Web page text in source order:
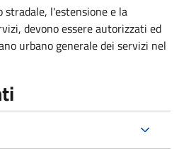
stradale, l'estensione e la
devono essere autorizzati ed
urbano generale dei servizi nel